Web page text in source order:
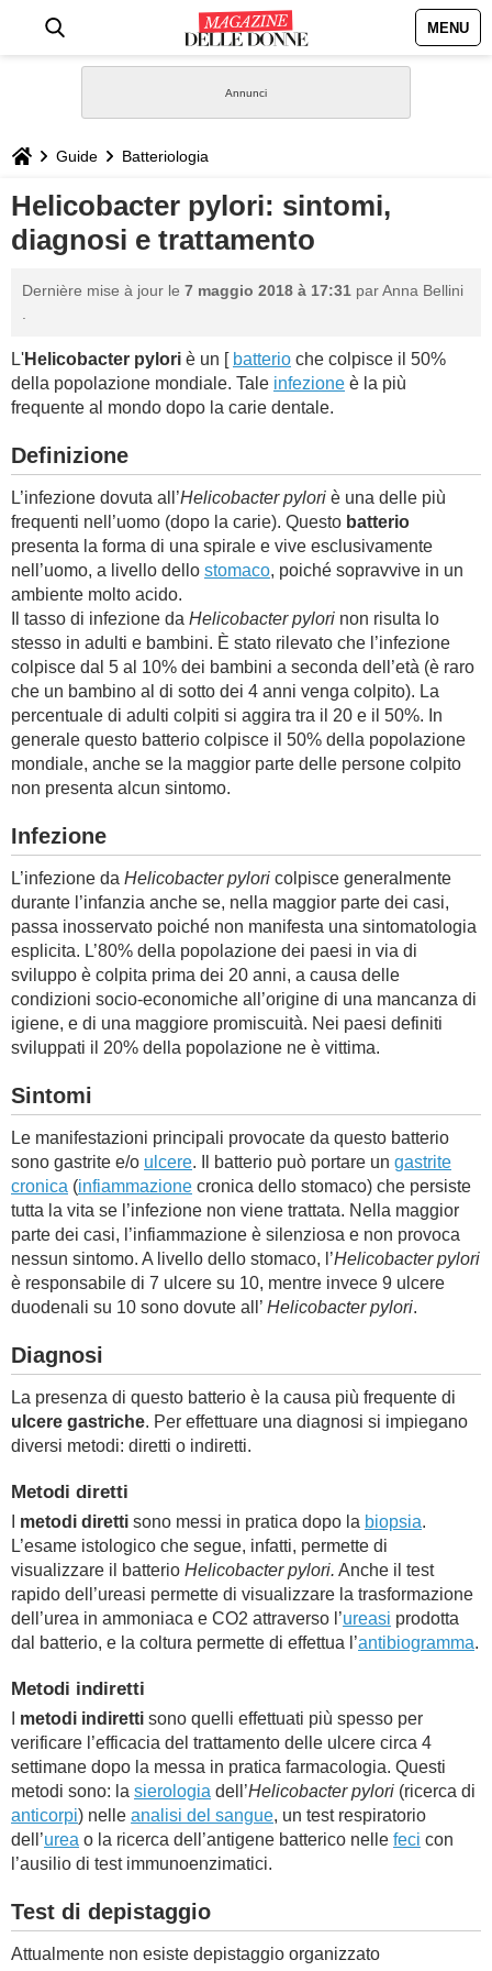
MENU
STILE
BIOGRAFIE
GASTRONOMIA
CAPELLI
SESSO
BAMBINO
DIETA
GUIDE
FORUM
Guide Batteriologia
Helicobacter pylori: sintomi,
diagnosi e trattamento
Dernière mise à jour le 7 maggio 2018 à 17:31 parAnna Bellini
L'Helicobacter pylori è un [ batterio che colpisce il 50%
della popolazione mondiale. Tale infezione è la più
frequente al mondo dopo la carie dentale.
Definizione
L’infezione dovuta all’Helicobacter pylori è una delle più
frequenti nell’uomo (dopo la carie). Questo batterio
presenta la forma di una spirale e vive esclusivamente
nell’uomo, a livello dello stomaco, poiché sopravvive in un
ambiente molto acido.
Il tasso di infezione da Helicobacter pylori non risulta lo
stesso in adulti e bambini. È stato rilevato che l’infezione
colpisce dal 5 al 10% dei bambini a seconda dell’età (è raro
che un bambino al di sotto dei 4 anni venga colpito). La
percentuale di adulti colpiti si aggira tra il 20 e il 50%. In
generale questo batterio colpisce il 50% della popolazione
mondiale, anche se la maggior parte delle persone colpito
non presenta alcun sintomo.
Infezione
L’infezione da Helicobacter pylori colpisce generalmente
durante l’infanzia anche se, nella maggior parte dei casi,
passa inosservato poiché non manifesta una sintomatologia
esplicita. L’80% della popolazione dei paesi in via di
sviluppo è colpita prima dei 20 anni, a causa delle
condizioni socio-economiche all’origine di una mancanza di
igiene, e di una maggiore promiscuità. Nei paesi definiti
sviluppati il 20% della popolazione ne è vittima.
Sintomi
Le manifestazioni principali provocate da questo batterio
sono gastrite e/o ulcere. Il batterio può portare un gastrite
cronica (infiammazione cronica dello stomaco) che persiste
tutta la vita se l’infezione non viene trattata. Nella maggior
parte dei casi, l’infiammazione è silenziosa e non provoca
nessun sintomo. A livello dello stomaco, l’Helicobacter pylori
è responsabile di 7 ulcere su 10, mentre invece 9 ulcere
duodenali su 10 sono dovute all’ Helicobacter pylori.
Diagnosi
La presenza di questo batterio è la causa più frequente di
ulcere gastriche. Per effettuare una diagnosi si impiegano
diversi metodi: diretti o indiretti.
Metodi diretti
metodi diretti sono messi in pratica dopo la biopsia.
L’esame istologico che segue, infatti, permette di
visualizzare il batterio Helicobacter pylori. Anche il test
rapido dell’ureasi permette di visualizzare la trasformazione
dell’urea in ammoniaca e CO2 attraverso l’ureasi prodotta
dal batterio, e la coltura permette di effettua l’antibiogramma.
Metodi indiretti
metodi indiretti sono quelli effettuati più spesso per
verificare l’efficacia del trattamento delle ulcere circa 4
settimane dopo la messa in pratica farmacologia. Questi
metodi sono: la sierologia dell’Helicobacter pylori (ricerca di
anticorpi) nelle analisi del sangue, un test respiratorio
dell’urea o la ricerca dell’antigene batterico nelle feci con
l’ausilio di test immunoenzimatici.
Test di depistaggio
Attualmente non esiste depistaggio organizzato